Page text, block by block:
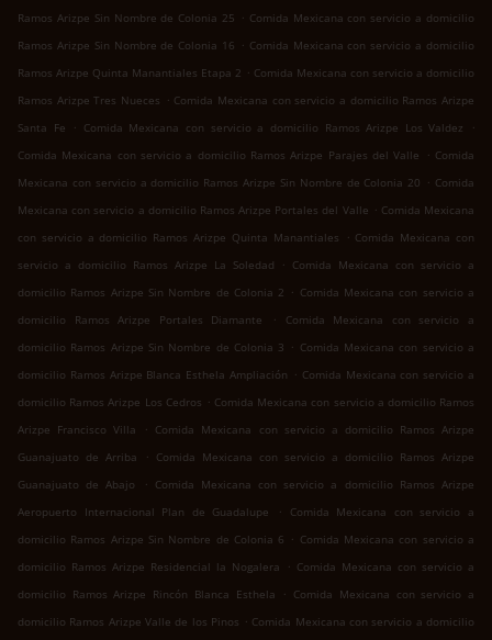
Ramos Arizpe Sin Nombre de Colonia 25 . Comida Mexicana con servicio a domicilio
Ramos Arizpe Sin Nombre de Colonia 16 . Comida Mexicana con servicio a domicilio
Ramos Arizpe Quinta Manantiales Etapa 2 . Comida Mexicana con servicio a domicilio
Ramos Arizpe Tres Nueces . Comida Mexicana con servicio a domicilio Ramos Arizpe
Santa Fe
. Comida Mexicana con servicio a domicilio Ramos Arizpe Los Valdez
.
Comida Mexicana con servicio a domicilio Ramos Arizpe Parajes del Valle
. Comida
Mexicana con servicio a domicilio Ramos Arizpe Sin Nombre de Colonia 20 . Comida
Mexicana con servicio a domicilio Ramos Arizpe Portales del Valle . Comida Mexicana
con servicio a domicilio Ramos Arizpe Quinta Manantiales
. Comida Mexicana con
servicio a domicilio Ramos Arizpe La Soledad
. Comida Mexicana con servicio a
domicilio Ramos Arizpe Sin Nombre de Colonia 2 . Comida Mexicana con servicio a
domicilio Ramos Arizpe Portales Diamante
.
Comida Mexicana con servicio a
domicilio Ramos Arizpe Sin Nombre de Colonia 3 . Comida Mexicana con servicio a
domicilio Ramos Arizpe Blanca Esthela Ampliación . Comida Mexicana con servicio a
domicilio Ramos Arizpe Los Cedros . Comida Mexicana con servicio a domicilio Ramos
Arizpe Francisco Villa
. Comida Mexicana con servicio a domicilio Ramos Arizpe
Guanajuato de Arriba
. Comida Mexicana con servicio a domicilio Ramos Arizpe
Guanajuato de Abajo
. Comida Mexicana con servicio a domicilio Ramos Arizpe
Aeropuerto Internacional Plan de Guadalupe
.
Comida Mexicana con servicio a
domicilio Ramos Arizpe Sin Nombre de Colonia 6 . Comida Mexicana con servicio a
domicilio Ramos Arizpe Residencial la Nogalera
. Comida Mexicana con servicio a
domicilio Ramos Arizpe Rincón Blanca Esthela
. Comida Mexicana con servicio a
domicilio Ramos Arizpe Valle de los Pinos . Comida Mexicana con servicio a domicilio